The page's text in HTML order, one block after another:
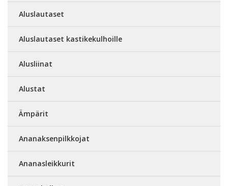
Aluslautaset
Aluslautaset kastikekulhoille
Alusliinat
Alustat
Ämpärit
Ananaksenpilkkojat
Ananasleikkurit